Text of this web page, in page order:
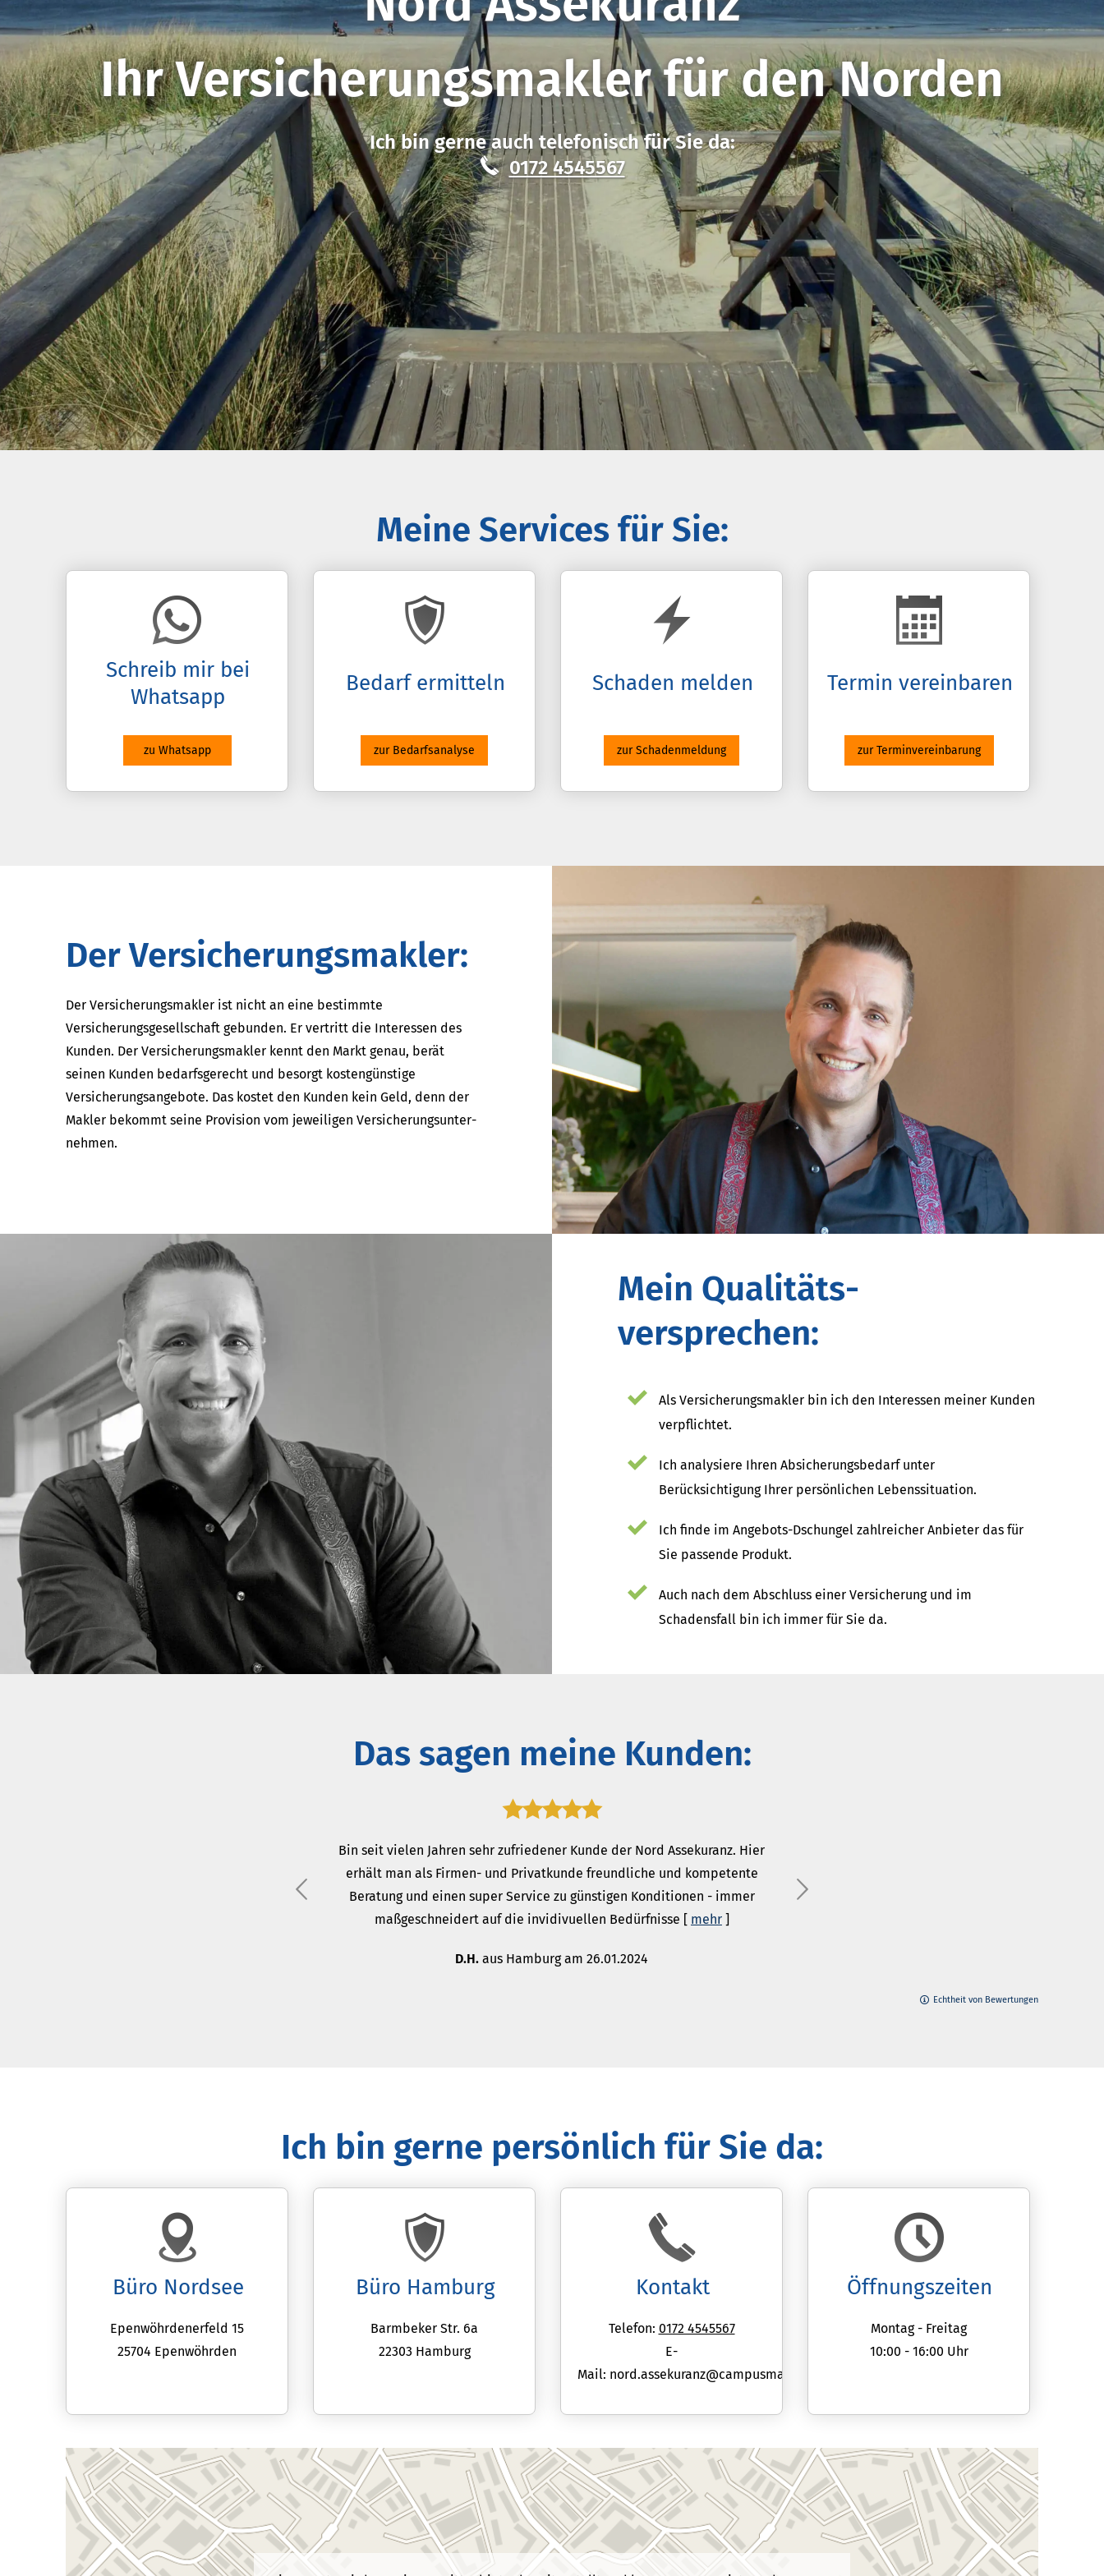
Ihr Ver­sicherungs­makler für den Norden
Ich bin gerne auch telefonisch für Sie da:
0172 4545567
Meine Services für Sie:
Schreib mir bei
Whatsapp
zu Whatsapp
Bedarf ermitteln
zur Bedarfsanalyse
Schaden melden
zur Schadenmeldung
Termin ver­ein­baren
zur Terminvereinbarung
Der Ver­sicherungs­makler:
Der Ver­sicherungs­makler ist nicht an eine bestimmte
Versicherungsgesellschaft gebunden. Er vertritt die Interessen des
Kunden. Der Ver­sicherungs­makler kennt den Markt genau, berät
seinen Kunden bedarfsgerecht und besorgt kostengünstige
Versicherungsangebote. Das kostet den Kunden kein Geld, denn der
Makler bekommt seine Provision vom jeweiligen Ver­si­che­rungs­un­ter­
neh­men.
Mein Qualitäts­
versprechen:
Als Ver­sicherungs­makler bin ich den Interessen meiner Kunden
verpflichtet.
Ich analysiere Ihren Absicherungsbedarf unter
Berücksichtigung Ihrer persönlichen Lebenssituation.
Ich finde im Angebots-Dschungel zahlreicher Anbieter das für
Sie passende Produkt.
Auch nach dem Abschluss einer Versicherung und im
Schadensfall bin ich immer für Sie da.
Das sagen meine Kunden:
Bin seit vielen Jahren sehr zufriedener Kunde der Nord Assekuranz. Hier
erhält man als Firmen- und Privatkunde freundliche und kompetente
Beratung und einen super Service zu günstigen Konditionen - immer
maßgeschneidert auf die invidivuellen Bedürfnisse [ mehr]
D.H. aus Hamburgam 26.01.2024
Echtheit von Bewertungen
Ich bin gerne persönlich für Sie da:
Büro Nordsee
Epenwöhrdenerfeld 15
25704 Epenwöhrden
Büro Hamburg
Barmbeker Str. 6a
22303 Hamburg
Kontakt
Telefon: 0172 4545567
E-
Mail: nord.assekuranz@campusmap.de
Öffnungszeiten
Montag - Freitag
10:00 - 16:00 Uhr